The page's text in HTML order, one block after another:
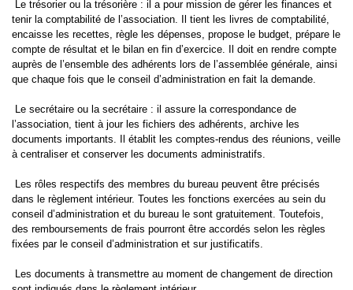
Le trésorier ou la trésorière : il a pour mission de gérer les finances et
tenir la comptabilité de l’association. Il tient les livres de comptabilité,
encaisse les recettes, règle les dépenses, propose le budget, prépare le
compte de résultat et le bilan en fin d’exercice. Il doit en rendre compte
auprès de l’ensemble des adhérents lors de l’assemblée générale, ainsi
que chaque fois que le conseil d’administration en fait la demande.
Le secrétaire ou la secrétaire : il assure la correspondance de
l’association, tient à jour les fichiers des adhérents, archive les
documents importants. Il établit les comptes-rendus des réunions, veille
à centraliser et conserver les documents administratifs.
Les rôles respectifs des membres du bureau peuvent être précisés
dans le règlement intérieur. Toutes les fonctions exercées au sein du
conseil d’administration et du bureau le sont gratuitement. Toutefois,
des remboursements de frais pourront être accordés selon les règles
fixées par le conseil d’administration et sur justificatifs.
Les documents à transmettre au moment de changement de direction